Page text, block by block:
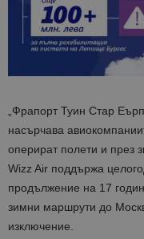
„Фрапорт Туин Стар
насърчава
оперират полети и през
Wizz Air поддържа
продължение на 17
зимни маршрути до
изключение.